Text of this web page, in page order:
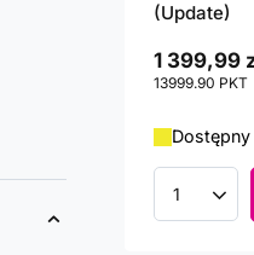
(Update)
1 399,99
13999.90 PKT
Dostępny
Ilość